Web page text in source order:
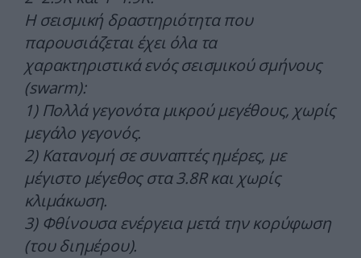
Η σεισμική δραστηριότητα που
παρουσιάζεται έχει όλα τα
χαρακτηριστικά ενός σεισμικού σμήνους
(swarm):
1) Πολλά γεγονότα μικρού μεγέθους, χωρίς
μεγάλο γεγονός.
2) Κατανομή σε συναπτές ημέρες, με
μέγιστο μέγεθος στα 3.8R και χωρίς
κλιμάκωση.
3) Φθίνουσα ενέργεια μετά την κορύφωση
(του διημέρου).